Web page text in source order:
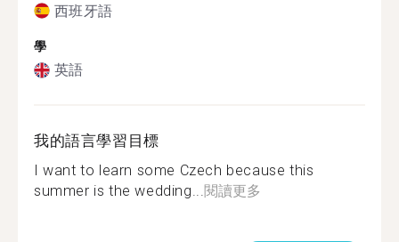
西班牙語
學
英語
我的語言學習目標
I want to learn some Czech because this
summer is the wedding...閱讀更多